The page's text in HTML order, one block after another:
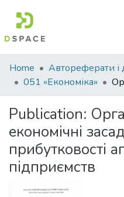
Communities
&
All of DSpace
Statistics
Home
051 «Економіка»
Publication:
економічні
прибутковості
підприємств